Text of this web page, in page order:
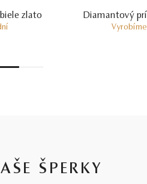
zlato Diamantový
ŠPERKY